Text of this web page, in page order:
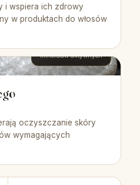
i wspiera ich zdrowy
w produktach do włosów
minerałów aktywnych
oczyszczanie skóry
wymagających